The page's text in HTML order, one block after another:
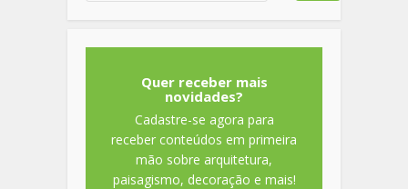
Quer receber mais
novidades?
Cadastre-se agora para
receber conteúdos em primeira
mão sobre arquitetura,
paisagismo, decoração e mais!